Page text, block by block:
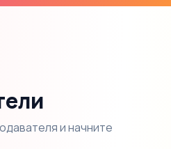
и начните